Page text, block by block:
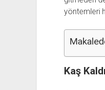
yöntemleri
Kaş